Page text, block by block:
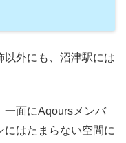
以外にも、沼津駅には
一面にAqoursメンバ
はたまらない空間に